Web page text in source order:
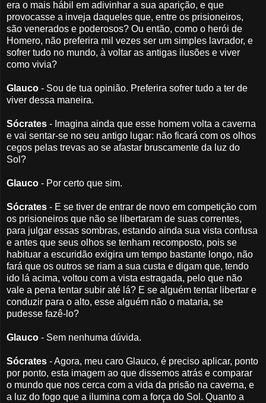
era o mais hábil em adivinhar a sua aparição, e que
provocasse a inveja daqueles que, entre os prisioneiros,
são venerados e poderosos? Ou então, como o herói de
Homero, não preferira mil vezes ser um simples lavrador, e
sofrer tudo no mundo, à voltar as antigas ilusões e viver
como vivia?
Glauco - Sou de tua opinião. Preferira sofrer tudo a ter de
viver dessa maneira.
Sócrates - Imagina ainda que esse homem volta a caverna
e vai sentar-se no seu antigo lugar: não ficará com os olhos
cegos pelas trevas ao se afastar bruscamente da luz do
Sol?
Glauco - Por certo que sim.
Sócrates - E se tiver de entrar de novo em competição com
os prisioneiros que não se libertaram de suas correntes,
para julgar essas sombras, estando ainda sua vista confusa
e antes que seus olhos se tenham recomposto, pois se
habituar a escuridão exigira um tempo bastante longo, não
fará que os outros se riam a sua custa e digam que, tendo
ido lá acima, voltou com a vista estragada, pelo que não
vale a pena tentar subir até lá? E se alguém tentar libertar e
conduzir para o alto, esse alguém não o mataria, se
pudesse fazê-lo?
Glauco - Sem nenhuma dúvida.
Sócrates - Agora, meu caro Glauco, é preciso aplicar, ponto
por ponto, esta imagem ao que dissemos atrás e comparar
o mundo que nos cerca com a vida da prisão na caverna, e
a luz do fogo que a ilumina com a força do Sol. Quanto a